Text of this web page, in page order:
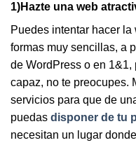
1)Hazte una web
Puedes intentar hacer
formas muy sencillas, a
de WordPress o en
capaz, no te preocupes.
servicios para que de
puedas disponer de tu
necesitan un lugar